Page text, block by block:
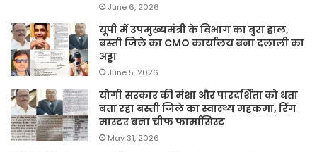
June 6, 2026
यूपी में उपमुख्यमंत्री के विभाग का बुरा हाल,
बस्ती जिले का CMO कार्यालय बना दलाली का
अड्डा
June 5, 2026
योगी सरकार की मंशा और पारदर्शिता को धता
बता रहा बस्ती जिले का स्वास्थ्य महकमा, रिंग
मास्टर बना चीफ फार्मासिस्ट
May 31, 2026